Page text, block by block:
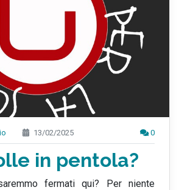
13/02/2025 0
in pentola?
fermati qui? Per niente